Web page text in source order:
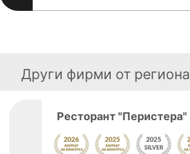
Други фирми от региона
Ресторант "Перистера"